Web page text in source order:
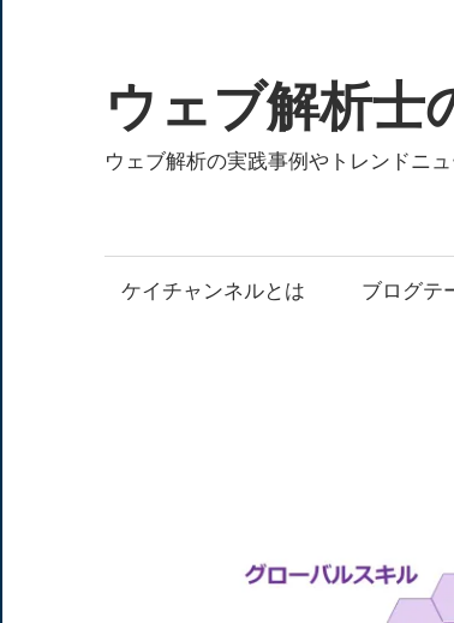
テ
ン
ツ
キ
ッ
ウェブ解析士
ウェブ解析の実践事例やトレンドニュ
ケイチャンネルとは ブログテ